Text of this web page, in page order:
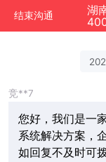
结束沟通
竞**7
您好，我们是一
系统解决方案，
如回复不及时可